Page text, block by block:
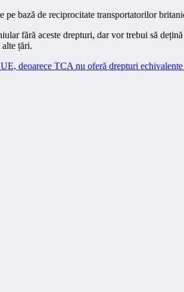
bază de reciprocitate transportatorilor
fără aceste drepturi, dar vor trebui să
țări.